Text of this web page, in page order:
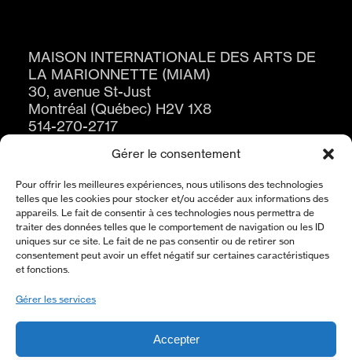
Gérer le consentement
Pour offrir les meilleures expériences, nous utilisons des technologies
telles que les cookies pour stocker et/ou accéder aux informations des
appareils. Le fait de consentir à ces technologies nous permettra de
traiter des données telles que le comportement de navigation ou les ID
uniques sur ce site. Le fait de ne pas consentir ou de retirer son
consentement peut avoir un effet négatif sur certaines caractéristiques
et fonctions.
Gérer les services
Accepter
MAISON INTERNATIONALE DES ARTS DE
LA MARIONNETTE (MIAM)
30, avenue St-Just
Montréal (Québec) H2V 1X8
514-270-2717
ABONNEZ-VOUS À L’INFOLETTRE
S'ABONNER